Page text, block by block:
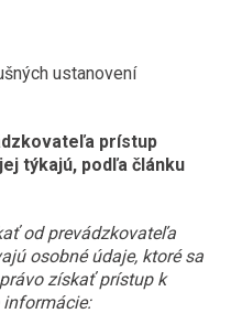
LIŠTY
REKLÁM
AR111, GU11)
LED TRUBICE
SVIETIDLÁ
LAMPY
230V
ustanovení
prístup
týkajú, podľa článku
od prevádzkovateľa
osobné údaje, ktoré sa
získať prístup k